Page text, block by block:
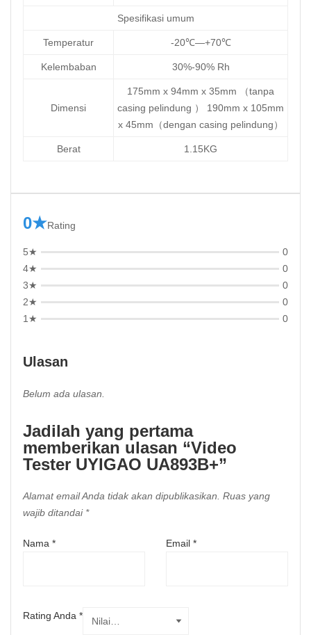
Spesifikasi umum
Temperatur -20℃—+70℃
Kelembaban 30%-90% Rh
Dimensi
175mm x 94mm x 35mm （tanpa
casing pelindung ） 190mm x 105mm
x 45mm（dengan casing pelindung）
Berat 1.15KG
0★Rating
5★
0
4★
0
3★
0
2★
0
1★
0
Ulasan
Belum ada ulasan.
Jadilah yang pertama
memberikan ulasan “Video
Tester UYIGAO UA893B+”
Alamat email Anda tidak akan dipublikasikan. Ruas yang
wajib ditandai *
Nama * Email *
Rating Anda *